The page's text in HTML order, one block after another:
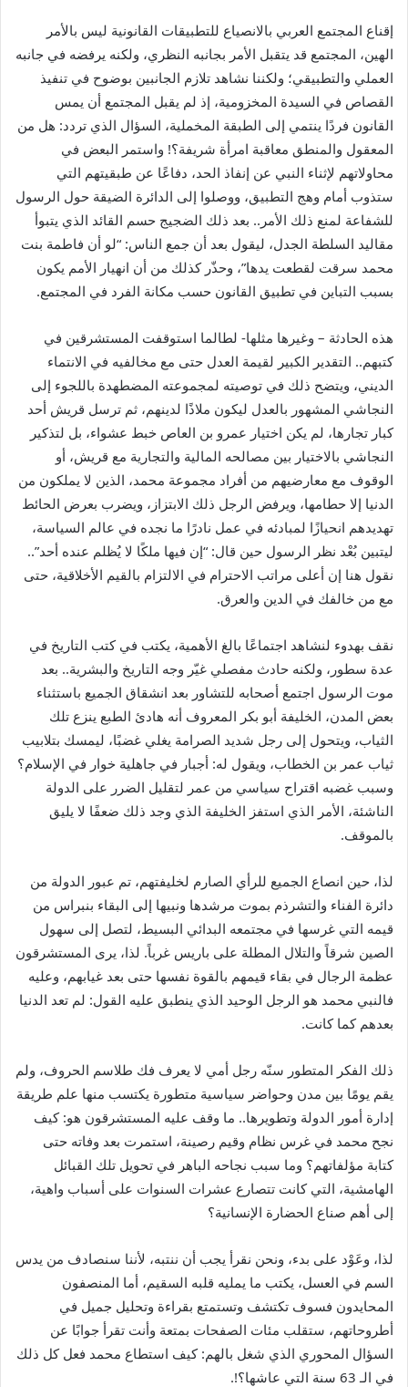
إقناع المجتمع العربي بالانصياع للتطبيقات القانونية ليس بالأمر
الهين، المجتمع قد يتقبل الأمر بجانبه النظري، ولكنه يرفضه في جانبه
العملي والتطبيقي؛ ولكننا نشاهد تلازم الجانبين بوضوح في تنفيذ
القصاص في السيدة المخزومية، إذ لم يقبل المجتمع أن يمس
القانون فردًا ينتمي إلى الطبقة المخملية، السؤال الذي تردد: هل من
المعقول والمنطق معاقبة امرأة شريفة؟! واستمر البعض في
محاولاتهم لإثناء النبي عن إنفاذ الحد، دفاعًا عن طبقيتهم التي
ستذوب أمام وهج التطبيق، ووصلوا إلى الدائرة الضيقة حول الرسول
للشفاعة لمنع ذلك الأمر.. بعد ذلك الضجيج حسم القائد الذي يتبوأ
مقاليد السلطة الجدل، ليقول بعد أن جمع الناس: “لو أن فاطمة بنت
محمد سرقت لقطعت يدها”، وحذّر كذلك من أن انهيار الأمم يكون
بسبب التباين في تطبيق القانون حسب مكانة الفرد في المجتمع.
هذه الحادثة – وغيرها مثلها- لطالما استوقفت المستشرقين في
كتبهم.. التقدير الكبير لقيمة العدل حتى مع مخالفيه في الانتماء
الديني، ويتضح ذلك في توصيته لمجموعته المضطهدة باللجوء إلى
النجاشي المشهور بالعدل ليكون ملاذًا لدينهم، ثم ترسل قريش أحد
كبار تجارها، لم يكن اختيار عمرو بن العاص خبط عشواء، بل لتذكير
النجاشي بالاختيار بين مصالحه المالية والتجارية مع قريش، أو
الوقوف مع معارضيهم من أفراد مجموعة محمد، الذين لا يملكون من
الدنيا إلا حطامها، ويرفض الرجل ذلك الابتزاز، ويضرب بعرض الحائط
تهديدهم انحيازًا لمبادئه في عمل نادرًا ما نجده في عالم السياسة،
ليتبين بُعْد نظر الرسول حين قال: “إن فيها ملكًا لا يُظلم عنده أحد”..
نقول هنا إن أعلى مراتب الاحترام في الالتزام بالقيم الأخلاقية، حتى
مع من خالفك في الدين والعرق.
نقف بهدوء لنشاهد اجتماعًا بالغ الأهمية، يكتب في كتب التاريخ في
عدة سطور، ولكنه حادث مفصلي غيّر وجه التاريخ والبشرية.. بعد
موت الرسول اجتمع أصحابه للتشاور بعد انشقاق الجميع باستثناء
بعض المدن، الخليفة أبو بكر المعروف أنه هادئ الطبع ينزع تلك
الثياب، ويتحول إلى رجل شديد الصرامة يغلي غضبًا، ليمسك بتلابيب
ثياب عمر بن الخطاب، ويقول له: أجبار في جاهلية خوار في الإسلام؟
وسبب غضبه اقتراح سياسي من عمر لتقليل الضرر على الدولة
الناشئة، الأمر الذي استفز الخليفة الذي وجد ذلك ضعفًا لا يليق
بالموقف.
لذا، حين انصاع الجميع للرأي الصارم لخليفتهم، تم عبور الدولة من
دائرة الفناء والتشرذم بموت مرشدها ونبيها إلى البقاء بنبراس من
قيمه التي غرسها في مجتمعه البدائي البسيط، لتصل إلى سهول
الصين شرقاً والتلال المطلة على باريس غرباً. لذا، يرى المستشرقون
عظمة الرجال في بقاء قيمهم بالقوة نفسها حتى بعد غيابهم، وعليه
فالنبي محمد هو الرجل الوحيد الذي ينطبق عليه القول: لم تعد الدنيا
بعدهم كما كانت.
ذلك الفكر المتطور سنّه رجل أمي لا يعرف فك طلاسم الحروف، ولم
يقم يومًا بين مدن وحواضر سياسية متطورة يكتسب منها علم طريقة
إدارة أمور الدولة وتطويرها.. ما وقف عليه المستشرقون هو: كيف
نجح محمد في غرس نظام وقيم رصينة، استمرت بعد وفاته حتى
كتابة مؤلفاتهم؟ وما سبب نجاحه الباهر في تحويل تلك القبائل
الهامشية، التي كانت تتصارع عشرات السنوات على أسباب واهية،
إلى أهم صناع الحضارة الإنسانية؟
لذا، وعَوْد على بدء، ونحن نقرأ يجب أن ننتبه، لأننا سنصادف من يدس
السم في العسل، يكتب ما يمليه قلبه السقيم، أما المنصفون
المحايدون فسوف تكتشف وتستمتع بقراءة وتحليل جميل في
أطروحاتهم، ستقلب مئات الصفحات بمتعة وأنت تقرأ جوابًا عن
السؤال المحوري الذي شغل بالهم: كيف استطاع محمد فعل كل ذلك
في الـ 63 سنة التي عاشها؟!.